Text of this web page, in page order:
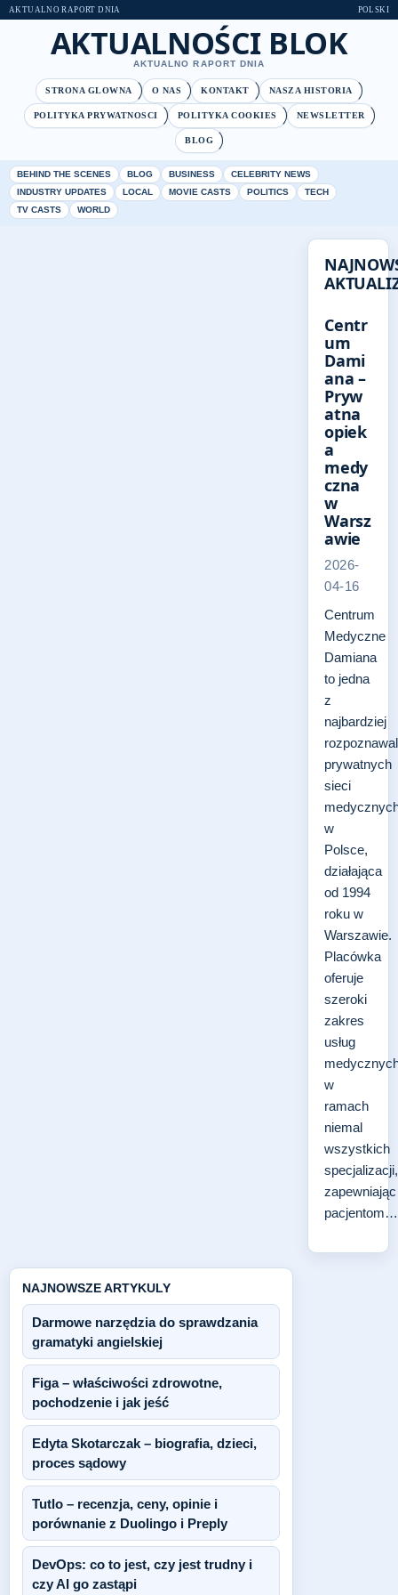
AKTUALNO RAPORT DNIA POLSKI
AKTUALNOŚCI BLOK
AKTUALNO RAPORT DNIA
STRONA GLOWNA O NAS KONTAKT NASZA HISTORIA
POLITYKA PRYWATNOSCI POLITYKA COOKIES NEWSLETTER
BLOG
BEHIND THE SCENES BLOG BUSINESS
CELEBRITY NEWS
INDUSTRY UPDATES
LOCAL MOVIE CASTS POLITICS
TECH
TV CASTS
WORLD
Centr
um
Dami
ana –
Pryw
atna
opiek
a
medy
czna
w
Warsz
awie
2026-
04-16
Centrum
Medyczne
Damiana
to jedna
z
najbardziej
prywatnych
sieci
w
Polsce,
działająca
od 1994
roku w
Warszawie.
Placówka
oferuje
szeroki
zakres
usług
w
ramach
niemal
wszystkich
specjalizacji,
zapewniając
pacjentom…
NAJNOWSZE ARTYKULY
Darmowe narzędzia do sprawdzania
gramatyki angielskiej
Figa – właściwości zdrowotne,
pochodzenie i jak jeść
Edyta Skotarczak – biografia, dzieci,
proces sądowy
Tutlo – recenzja, ceny, opinie i
porównanie z Duolingo i Preply
DevOps: co to jest, czy jest trudny i
czy AI go zastąpi